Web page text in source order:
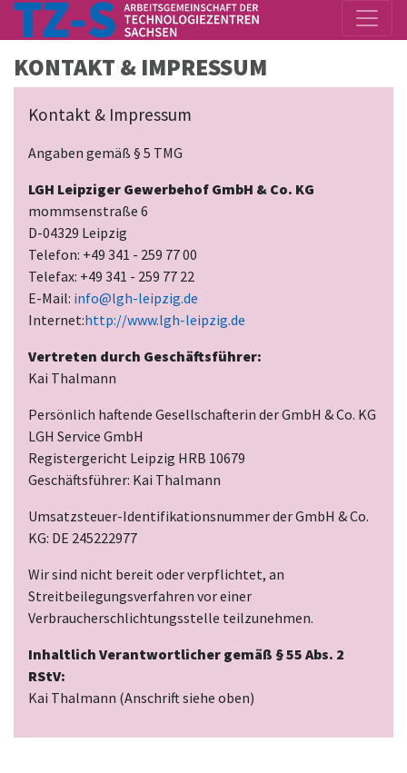
KONTAKT & IMPRESSUM
Kontakt & Impressum
Angaben gemäß § 5 TMG
LGH Leipziger Gewerbehof GmbH & Co. KG
mommsenstraße 6
D-04329 Leipzig
Telefon: +49 341 - 259 77 00
Telefax: +49 341 - 259 77 22
E-Mail: info@lgh-leipzig.de
Internet:http://www.lgh-leipzig.de
Vertreten durch Geschäftsführer:
Kai Thalmann
Persönlich haftende Gesellschafterin der GmbH & Co. KG
LGH Service GmbH
Registergericht Leipzig HRB 10679
Geschäftsführer: Kai Thalmann
Umsatzsteuer-Identifikationsnummer der GmbH & Co.
KG: DE 245222977
Wir sind nicht bereit oder verpflichtet, an
Streitbeilegungsverfahren vor einer
Verbraucherschlichtungsstelle teilzunehmen.
Inhaltlich Verantwortlicher gemäß § 55 Abs. 2
RStV:
Kai Thalmann (Anschrift siehe oben)